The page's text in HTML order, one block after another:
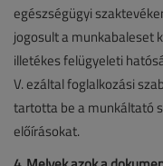
egészségügyi
jogosult a munkabaleset
illetékes felügyeleti
V. ezáltal foglalkozási
tartotta be a munkáltató
előírásokat.